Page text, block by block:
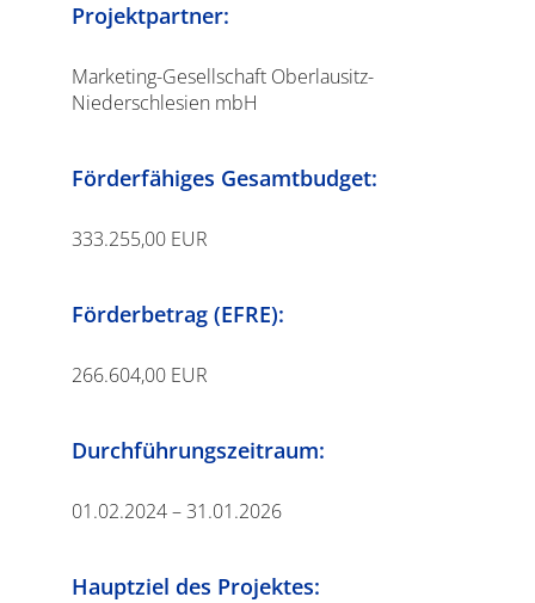
Projektpartner:
Marketing-Gesellschaft Oberlausitz-
Niederschlesien mbH
Förderfähiges Gesamtbudget:
333.255,00 EUR
Förderbetrag (EFRE):
266.604,00 EUR
Durchführungszeitraum:
01.02.2024 – 31.01.2026
Hauptziel des Projektes: